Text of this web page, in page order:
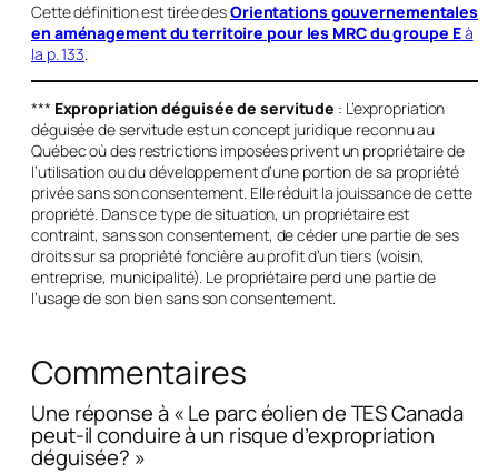
Cette définition est tirée desOrientations gouvernementales
en aménagement du territoire pour les MRC du groupe Eà
la p. 133
*** Expropriation déguisée de servitude : L’expropriation
déguisée de servitude est un concept juridique reconnu au
Québec où des restrictions imposées privent un propriétaire de
l’utilisation ou du développement d’une portion de sa propriété
privée sans son consentement. Elle réduit la jouissance de cette
propriété. Dans ce type de situation, un propriétaire est
contraint, sans son consentement, de céder une partie de ses
droits sur sa propriété foncière au profit d’un tiers (voisin,
entreprise, municipalité). Le propriétaire perd une partie de
l’usage de son bien sans son consentement.
Commentaires
Une réponse à « Le parc éolien de TES Canada
peut-il conduire à un risque d’expropriation
déguisée? »